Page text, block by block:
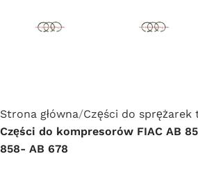
Strona główna Części do sprężarek
Części do kompresorów FIAC AB
858- AB 678